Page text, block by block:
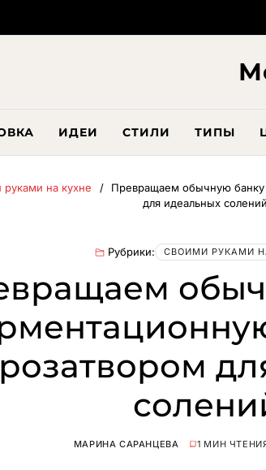
ИДЕИ СТИЛИ ТИПЫ
на кухне
Превращаем обычную банку
для идеальных солений
Рубрики: СВОИМИ РУКАМИ
МАРИНА САРАНЦЕВА 1 МИН